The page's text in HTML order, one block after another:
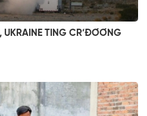
UKRAINE TING CR’ĐƠƠNG